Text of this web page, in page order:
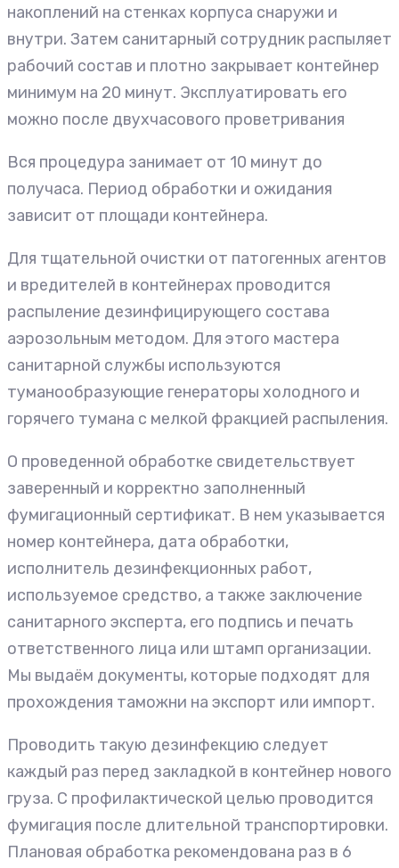
накоплений на стенках корпуса снаружи и
внутри. Затем санитарный сотрудник распыляет
рабочий состав и плотно закрывает контейнер
минимум на 20 минут. Эксплуатировать его
можно после двухчасового проветривания
Вся процедура занимает от 10 минут до
получаса. Период обработки и ожидания
зависит от площади контейнера.
Для тщательной очистки от патогенных агентов
и вредителей в контейнерах проводится
распыление дезинфицирующего состава
аэрозольным методом. Для этого мастера
санитарной службы используются
туманообразующие генераторы холодного и
горячего тумана с мелкой фракцией распыления.
О проведенной обработке свидетельствует
заверенный и корректно заполненный
фумигационный сертификат. В нем указывается
номер контейнера, дата обработки,
исполнитель дезинфекционных работ,
используемое средство, а также заключение
санитарного эксперта, его подпись и печать
ответственного лица или штамп организации.
Мы выдаём документы, которые подходят для
прохождения таможни на экспорт или импорт.
Проводить такую дезинфекцию следует
каждый раз перед закладкой в контейнер нового
груза. С профилактической целью проводится
фумигация после длительной транспортировки.
Плановая обработка рекомендована раз в 6